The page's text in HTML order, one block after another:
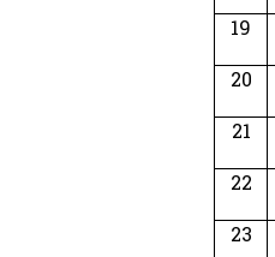
19
20
21
22
23